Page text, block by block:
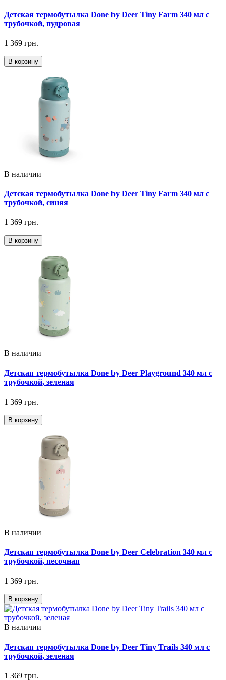
Детская термобутылка Done by Deer Tiny Farm 340 мл с
трубочкой, пудровая
1 369 грн.
В корзину
В наличии
Детская термобутылка Done by Deer Tiny Farm 340 мл с
трубочкой, синяя
1 369 грн.
В корзину
В наличии
Детская термобутылка Done by Deer Playground 340 мл с
трубочкой, зеленая
1 369 грн.
В корзину
В наличии
Детская термобутылка Done by Deer Celebration 340 мл с
трубочкой, песочная
1 369 грн.
В корзину
В наличии
Детская термобутылка Done by Deer Tiny Trails 340 мл с
трубочкой, зеленая
1 369 грн.